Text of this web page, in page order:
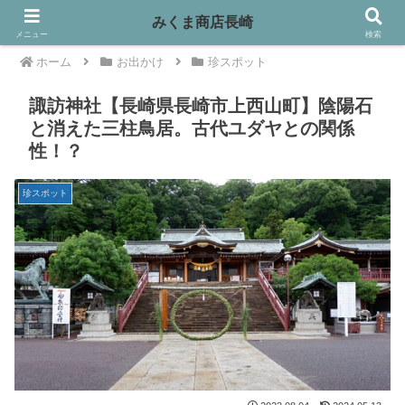
ホーム お出かけ 珍スポット
諏訪神社【長崎県長崎市上西山町】陰陽石
と消えた三柱鳥居。古代ユダヤとの関係
性！？
珍スポット
メニュー
みくま商店長崎
検索